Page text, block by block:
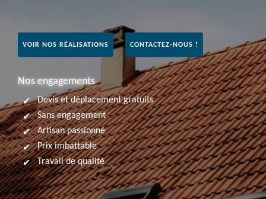
VOIR NOS RÉALISATIONS CONTACTEZ-NOUS !
Nos engagements
Devis et déplacement gratuits
Sans engagement
Artisan passionné
Prix imbattable
Travail de qualité